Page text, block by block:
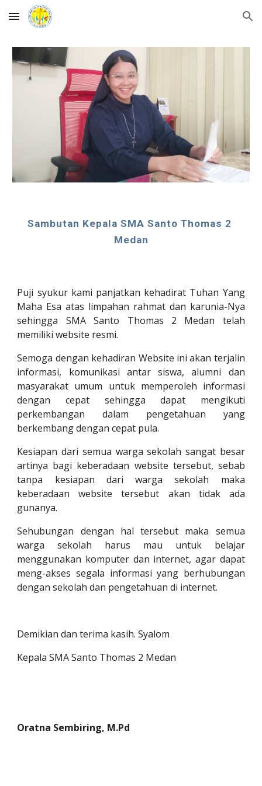
Skip to main content Skip to navigation
Sambutan Kepala SMA Santo Thomas 2
Medan
Puji syukur kami panjatkan kehadirat Tuhan Yang
Maha Esa atas limpahan rahmat dan karunia-Nya
sehingga SMASanto Thomas 2 Medan telah
memiliki website resmi.
Semoga dengan kehadiran Website ini akan terjalin
informasi, komunikasi antar siswa, alumni dan
masyarakat umum untuk memperoleh informasi
dengan cepat sehingga dapat mengikuti
perkembangan dalam pengetahuan yang
berkembang dengan cepat pula.
Kesiapan dari semua warga sekolah sangat besar
artinya bagi keberadaan website tersebut, sebab
tanpa kesiapan dari warga sekolah maka
keberadaan website tersebut akan tidak ada
gunanya.
Sehubungan dengan hal tersebut maka semua
warga sekolah harus mau untuk belajar
menggunakan komputer dan internet, agar dapat
meng-akses segala informasi yang berhubungan
dengan sekolah dan pengetahuan di internet.
Demikian dan terima kasih. Syalom
Kepala SMA Santo Thomas 2 Medan
Oratna Sembiring, M.Pd